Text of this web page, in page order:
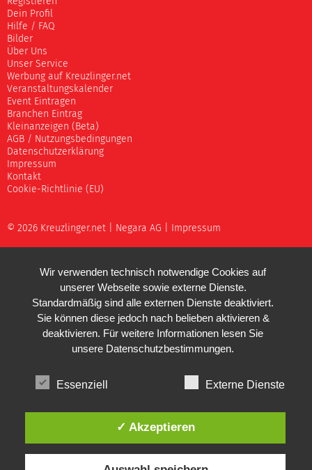
Dein Profil
Hilfe / FAQ
Bilder
Über Uns
Unser Service
Werbung auf Kreuzlinger.net
Veranstaltungskalender
Event Eintragen
Branchen Eintrag
Kleinanzeigen (Beta)
AGB / Nutzungsbedingungen
Datenschutzerklärung
Impressum
Kontakt
Cookie-Richtlinie (EU)
© 2026 Kreuzlinger.net | Negara AG Impressum
Wir verwenden technisch notwendige Cookies auf
unserer Webseite sowie externe Dienste.
Standardmäßig sind alle externen Dienste deaktiviert.
Sie können diese jedoch nach belieben aktivieren &
deaktivieren. Für weitere Informationen lesen Sie
unsere Datenschutzbestimmungen.
Essenziell Externe Dienste
✓ Akzeptieren